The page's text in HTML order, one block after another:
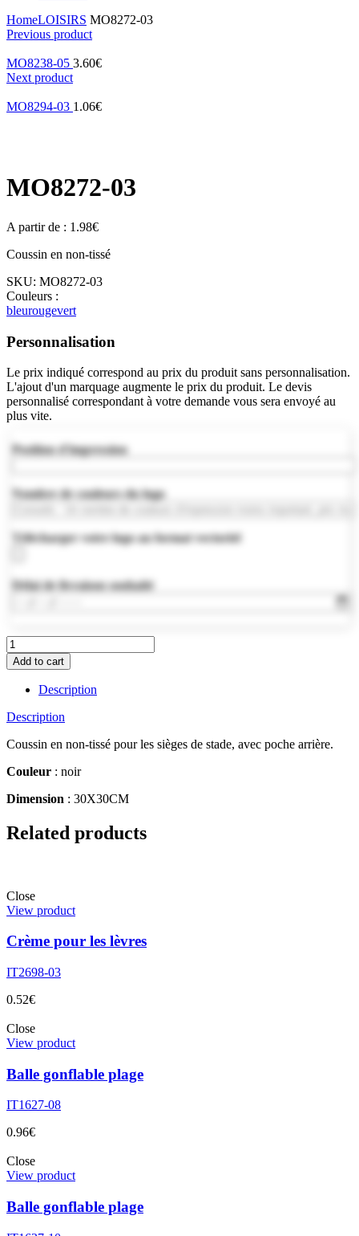
HomeLOISIRS MO8272-03
Previous product
MO8238-05 3.60€
Next product
MO8294-03 1.06€
MO8272-03
A partir de : 1.98€
Coussin en non-tissé
SKU: MO8272-03
Couleurs :
bleurougevert
Personnalisation
Le prix indiqué correspond au prix du produit sans personnalisation.
L'ajout d'un marquage augmente le prix du produit. Le devis
personnalisé correspondant à votre demande vous sera envoyé au
plus vite.
Position d'impression
Nombre de couleurs du logo
Télécharger votre logo au format vectoriel
Délai de livraison souhaité
MO8272-
03
quantity
Add to cart
Description
Description
Coussin en non-tissé pour les sièges de stade, avec poche arrière.
Couleur : noir
Dimension : 30X30CM
Related products
Close
View product
Crème pour les lèvres
IT2698-03
0.52€
Close
View product
Balle gonflable plage
IT1627-08
0.96€
Close
View product
Balle gonflable plage